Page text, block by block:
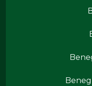
Produtos